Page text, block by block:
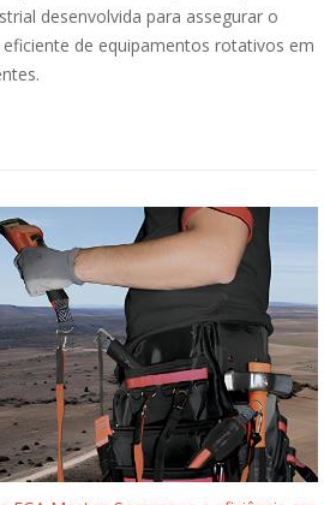
desenvolvida para assegurar o
de equipamentos rotativos em